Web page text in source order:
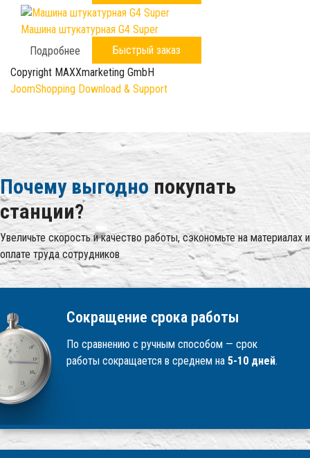
Машина штукатурная G4 Super
Подробнее
Быстрый заказ
Copyright MAXXmarketing GmbH
JoomShopping Download & Support
Почему выгодно покупать
станции?
Увеличьте скорость и качество работы, сэкономьте на материалах и
оплате труда сотрудников
Сокращение срока работы
По сравнению с ручным способом — срок
работы сокращается в среднем на 5-10 дней.